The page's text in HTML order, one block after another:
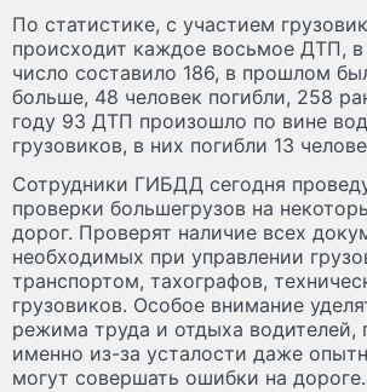
По статистике, с участием
происходит каждое восьмое ДТП, в
число составило 186, в прошлом
больше, 48 человек погибли, 258
году 93 ДТП произошло по вине
грузовиков, в них погибли 13
Сотрудники ГИБДД сегодня
проверки большегрузов на
дорог. Проверят наличие всех
необходимых при управлении
транспортом, тахографов,
грузовиков. Особое внимание
режима труда и отдыха водителей,
именно из-за усталости даже
могут совершать ошибки на дороге.